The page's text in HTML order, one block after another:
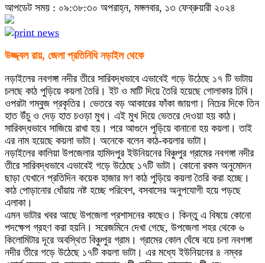
আপডেট সময় : ০৯:৩৮:৩০ অপরাহ্ন, মঙ্গলবার, ১৩ ফেব্রুয়ারী ২০২৪
উজ্জ্বল রায়, জেলা প্রতিনিধি নড়াইল থেকে
নড়াইলের নবগঙ্গা নদীর তীরে সারিবদ্ধভাবে এভাবেই গড়ে উঠেছে ১৭ টি ভাটায়
চলছে কাঠ পুড়িয়ে কয়লা তৈরি। ইট ও মাটি দিয়ে তৈরি হয়েছে গোলাকার ঢিবি।
ওপরটা গম্বুজ প্রকৃতির। ভেতরে বড় আকারের ফাঁকা জায়গা। নিচের দিকে তিন
হাত উঁচু ও দেড় হাত চওড়া মুখ। এই মুখ দিয়ে ভেতরে দেওয়া হয় কাঠ।
সারিবদ্ধভাবে সাজিয়ে রাখা হয়। পরে আগুনে পুড়িয়ে বানানো হয় কয়লা। তাই
এর নাম হয়েছে কয়লা ভাটা। অনেকে বলেন কাঠ-কয়লার ভাটা।
নড়াইলের কালিয়া উপজেলার হামিদপুর ইউনিয়নের বিঞ্চুপুর গ্রামের নবগঙ্গা নদীর
তীরে সারিবদ্ধভাবে এভাবেই গড়ে উঠেছে ১৭টি ভাটা। কোনো রকম অনুমোদন
ছাড়া যেখানে প্রতিদিন কয়েক হাজার মণ কাঠ পুড়িয়ে কয়লা তৈরি করা হচ্ছে।
কাঠ পোড়ানোর ধোঁয়ায় নষ্ট হচ্ছে পরিবেশ, বসবাসের অনুপযোগী হয়ে পড়ছে
এলাকা।
এমন ভাটার খবর আছে উপজেলা প্রশাসনের কাছেও। কিন্তু এ বিষয়ে কোনো
পদক্ষেপ গ্রহণ করা হয়নি। সরেজমিনে দেখা গেছে, উপজেলা শহর থেকে ৬
কিলোমিটার দূরে অবস্থিত বিঞ্চুপুর গ্রাম। গ্রামের কোল ঘেঁষে বয়ে চলা নবগঙ্গা
নদীর তীরে গড়ে উঠেছে ১৭টি কয়লা ভাটা। এর মধ্যে ইউনিয়নের ৪ নম্বর